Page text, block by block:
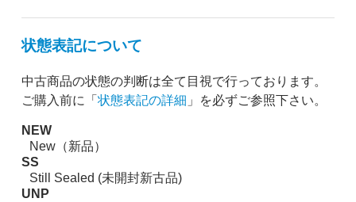
状態表記について
中古商品の状態の判断は全て目視で行っております。
ご購入前に「 状態表記の詳細 」を必ずご参照下さい。
NEW
New（新品）
SS
Still Sealed (未開封新古品)
UNP